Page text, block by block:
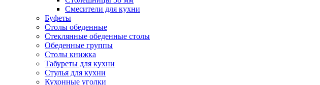
Смесители для кухни
Буфеты
Столы обеденные
Стеклянные обеденные столы
Обеденные группы
Столы книжка
Табуреты для кухни
Стулья для кухни
Кухонные уголки